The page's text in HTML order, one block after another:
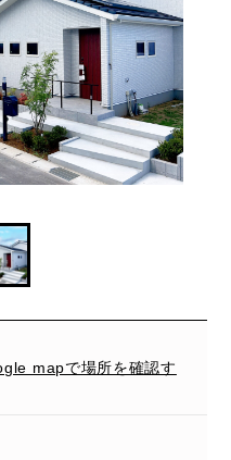
mapで場所を確認す